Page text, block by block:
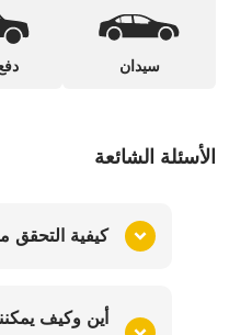
سيدان
الأسئلة الشائعة
كيفية التحقق
أين وكيف